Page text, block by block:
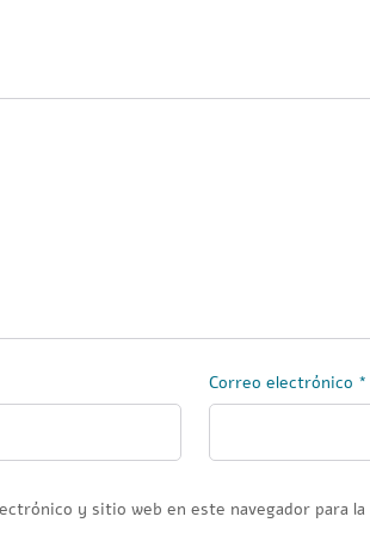
Correo electrónico *
y sitio web en este navegador para